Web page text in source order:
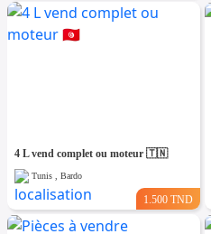
4 L vend complet ou moteur 🇹🇳
Tunis , Bardo
1.500 TND